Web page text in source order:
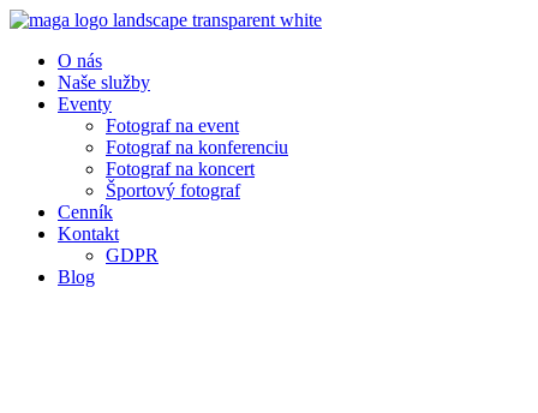
O nás
Naše služby
Eventy
Fotograf na event
Fotograf na konferenciu
Fotograf na koncert
Športový fotograf
Cenník
Kontakt
GDPR
Blog